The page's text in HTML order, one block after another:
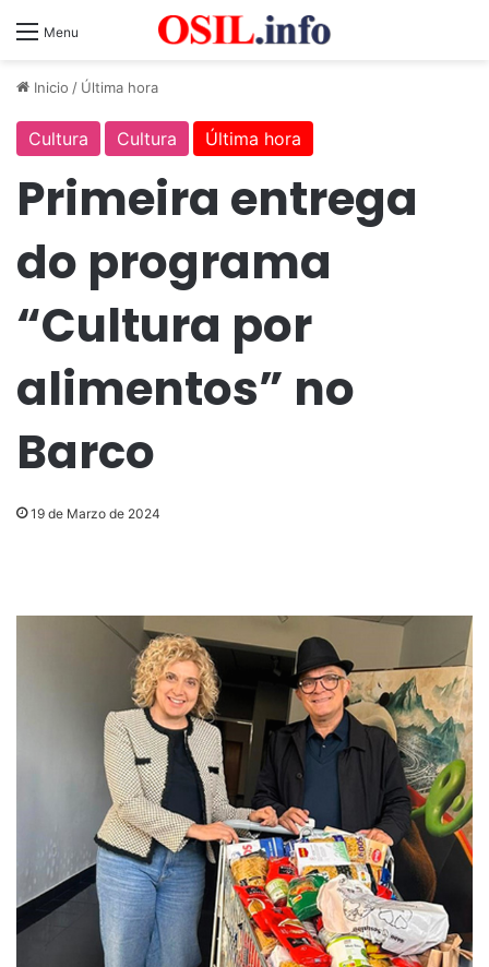
Menu
Inicio / Última hora
Cultura Cultura Última hora
Primeira entrega
do programa
“Cultura por
alimentos” no
Barco
19 de Marzo de 2024